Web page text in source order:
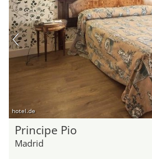
hotel.de
Principe Pio
Madrid